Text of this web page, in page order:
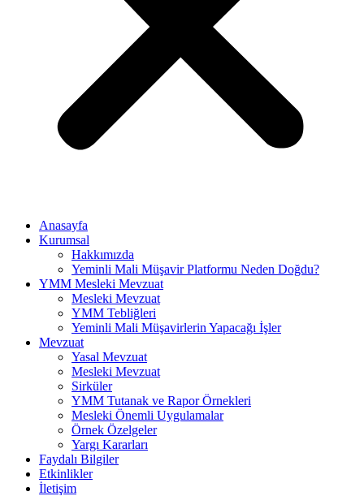
Anasayfa
Kurumsal
Hakkımızda
Yeminli Mali Müşavir Platformu Neden Doğdu?
YMM Mesleki Mevzuat
Mesleki Mevzuat
YMM Tebliğleri
Yeminli Mali Müşavirlerin Yapacağı İşler
Mevzuat
Yasal Mevzuat
Mesleki Mevzuat
Sirküler
YMM Tutanak ve Rapor Örnekleri
Mesleki Önemli Uygulamalar
Örnek Özelgeler
Yargı Kararları
Faydalı Bilgiler
Etkinlikler
İletişim